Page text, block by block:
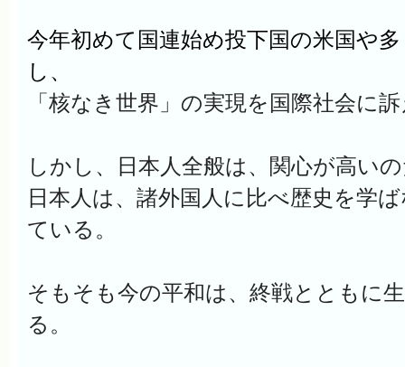
今年初めて国連始め投下国の米国や
し、
「核なき世界」の実現を国際社会に
しかし、日本人全般は、関心が高い
日本人は、諸外国人に比べ歴史を学
ている。
そもそも今の平和は、終戦とともに
る。